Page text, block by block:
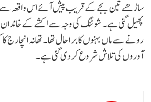
ساڑھے تین بجے کے قریب پیش آئے اس واقعہ سے
پھیل گئی ہے۔ شوٹنگ کی وجہ سے اکشے کے خاندان
رونے سے ماں بہنوں کا برا حال تھا۔ تھانہ انچارج کا
آوروں کی تلاش شروع کر دی گئی ہے۔